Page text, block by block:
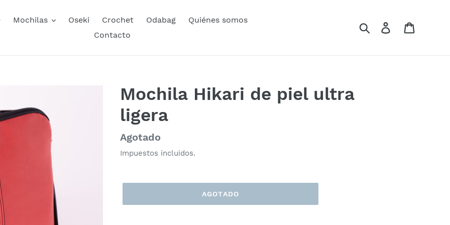
Mochilas Oseki Crochet Odabag
Quiénes somos
Contacto
Buscar Ingresar
Mochila Hikari de piel ultra
ligera
Precio
habitual
Agotado
Impuestos incluidos.
AGOTADO